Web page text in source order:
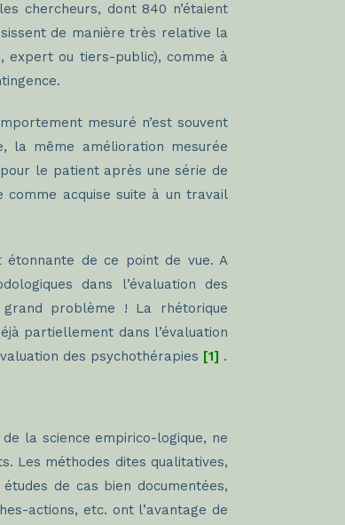
chercheurs, dont 840 n’étaient
de manière très relative la
expert ou tiers-public), comme à
mesuré n’est souvent
la même amélioration mesurée
le patient après une série de
comme acquise suite à un travail
étonnante de ce point de vue. A
dans l’évaluation des
problème ! La rhétorique
partiellement dans l’évaluation
des psychothérapies [1] .
la science empirico-logique, ne
Les méthodes dites qualitatives,
de cas bien documentées,
actions, etc. ont l’avantage de